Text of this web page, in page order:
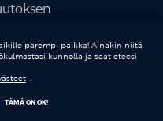
parempi paikka! Ainakin niitä
kunnolla ja saat eteesi
TÄMÄ ON OK!